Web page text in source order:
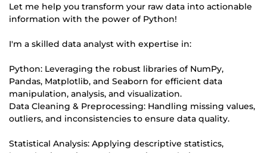
Let me help you transform your raw data into actionable
information with the power of Python!
I'm a skilled data analyst with expertise in:
Python: Leveraging the robust libraries of NumPy,
Pandas, Matplotlib, and Seaborn for efficient data
manipulation, analysis, and visualization.
Data Cleaning & Preprocessing: Handling missing values,
outliers, and inconsistencies to ensure data quality.
Statistical Analysis: Applying descriptive statistics,